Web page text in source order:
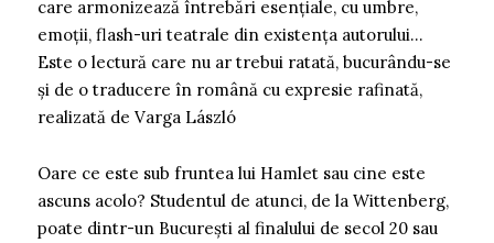
care armonizează întrebări esențiale, cu umbre,
emoții, flash-uri teatrale din existența autorului…
Este o lectură care nu ar trebui ratată, bucurându-se
și de o traducere în română cu expresie rafinată,
realizată de Varga László
Oare ce este sub fruntea lui Hamlet sau cine este
ascuns acolo? Studentul de atunci, de la Wittenberg,
poate dintr-un București al finalului de secol 20 sau